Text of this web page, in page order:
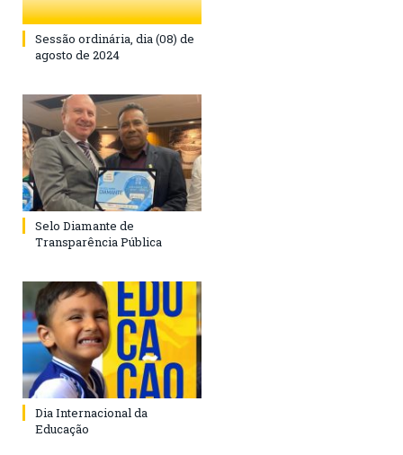
Sessão ordinária, dia (08) de
agosto de 2024
Selo Diamante de
Transparência Pública
Dia Internacional da
Educação